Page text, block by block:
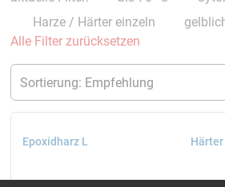
Harze / Härter einzeln
Alle Filter zurücksetzen
Epoxidharz L Härter